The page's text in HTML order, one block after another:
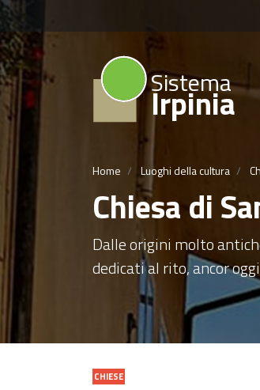
Sistema
Irpinia
Home Luoghi della cultura
Chiesa di
Dalle origini molto
dedicati al rito, ancor
CHIESE